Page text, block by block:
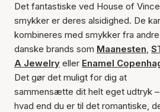
Det fantastiske ved House of
smykker er deres alsidighed. De
kombineres med smykker fra andre
danske brands som Maanesten,
A Jewelry eller Enamel
Det gør det muligt for dig at
sammensætte dit helt eget udtryk –
hvad end du er til det romantiske,